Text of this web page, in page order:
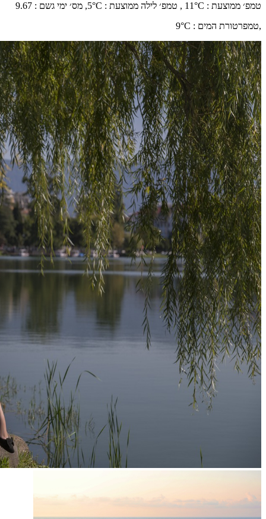
טמפ׳ ממוצעת :
11°C , טמפ׳ לילה ממוצעת :
5°C, מס׳ ימי גשם :
9.67
,טמפרטורת המים :
9°C